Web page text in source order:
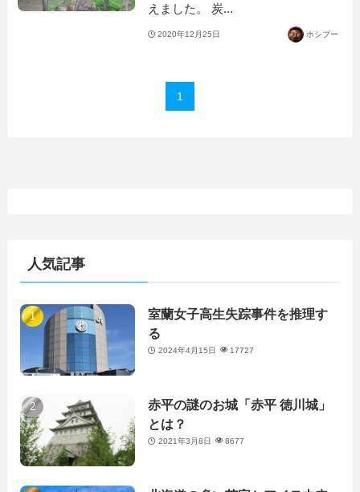
えました。 炭...
2020年12月25日 ホシブー
1
人気記事
室蘭女子高生失踪事件を推理す
る
2024年4月15日 17727
赤平の謎のお城「赤平 徳川城」
とは？
2021年3月8日 8677